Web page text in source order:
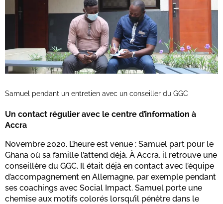
Samuel pendant un entretien avec un conseiller du GGC
Un contact régulier avec le centre d’information à
Accra
Novembre 2020. L’heure est venue : Samuel part pour le
Ghana où sa famille l’attend déjà. À Accra, il retrouve une
conseillère du GGC. Il était déjà en contact avec l’équipe
d’accompagnement en Allemagne, par exemple pendant
ses coachings avec Social Impact. Samuel porte une
chemise aux motifs colorés lorsqu’il pénètre dans le